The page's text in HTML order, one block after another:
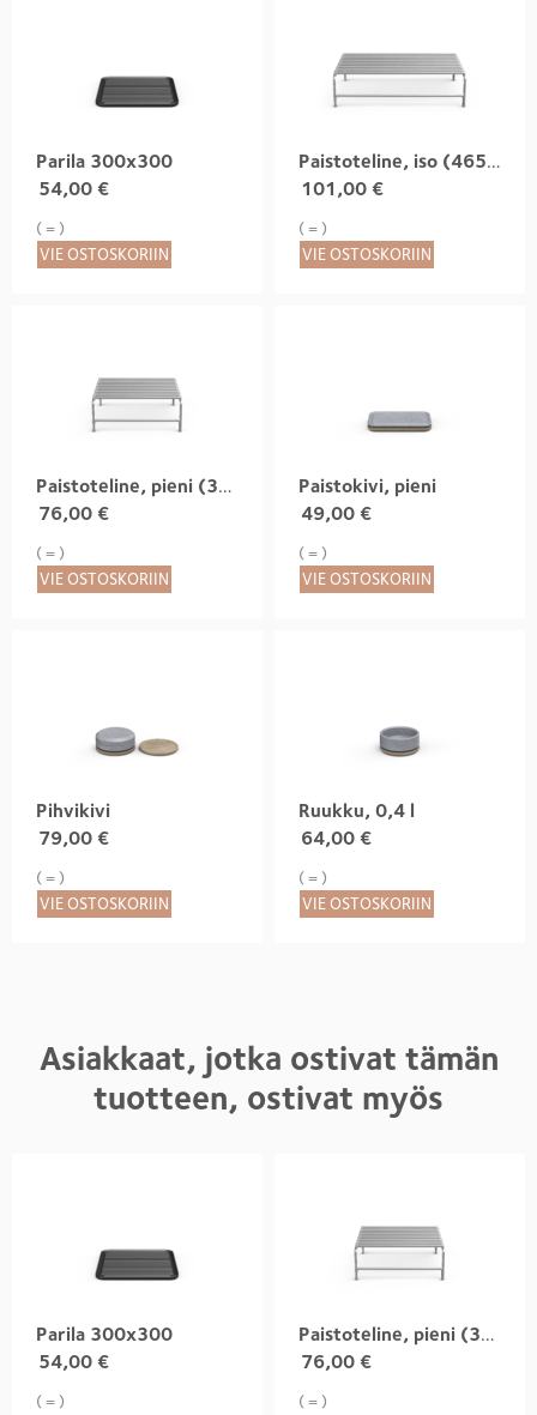
Parila 300x300
54,00 €
( = )
VIE OSTOSKORIIN
Paistoteline, iso (465x300)
101,00 €
( = )
VIE OSTOSKORIIN
Paistoteline, pieni (315x300)
76,00 €
( = )
VIE OSTOSKORIIN
Paistokivi, pieni
49,00 €
( = )
VIE OSTOSKORIIN
Pihvikivi
79,00 €
( = )
VIE OSTOSKORIIN
Ruukku, 0,4 l
64,00 €
( = )
VIE OSTOSKORIIN
Asiakkaat, jotka ostivat tämän
tuotteen, ostivat myös
Parila 300x300
54,00 €
( = )
Paistoteline, pieni (315x300)
76,00 €
( = )